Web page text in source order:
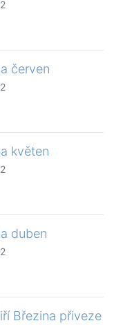
červen
květen
duben
Březina přiveze